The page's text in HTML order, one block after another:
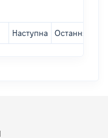
Наступна Остання